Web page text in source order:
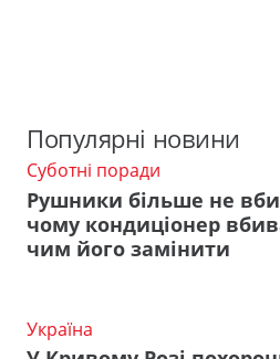
Популярні новини
Суботні поради
Рушники більше не
чому кондиціонер
чим його замінити
Україна